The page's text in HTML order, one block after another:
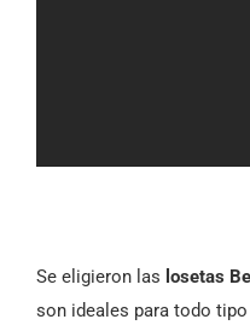
Se eligieron las losetas
son ideales para todo